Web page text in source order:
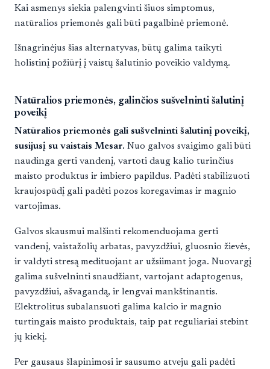
Kai asmenys siekia palengvinti šiuos simptomus,
natūralios priemonės gali būti pagalbinė priemonė.
Išnagrinėjus šias alternatyvas, būtų galima taikyti
holistinį požiūrį į vaistų šalutinio poveikio valdymą.
Natūralios priemonės, galinčios sušvelninti šalutinį
poveikį
Natūralios priemonės gali sušvelninti šalutinį poveikį,
susijusį su vaistais Mesar. Nuo galvos svaigimo gali būti
naudinga gerti vandenį, vartoti daug kalio turinčius
maisto produktus ir imbiero papildus. Padėti stabilizuoti
kraujospūdį gali padėti pozos koregavimas ir magnio
vartojimas.
Galvos skausmui malšinti rekomenduojama gerti
vandenį, vaistažolių arbatas, pavyzdžiui, gluosnio žievės,
ir valdyti stresą medituojant ar užsiimant joga. Nuovargį
galima sušvelninti snaudžiant, vartojant adaptogenus,
pavyzdžiui, ašvagandą, ir lengvai mankštinantis.
Elektrolitus subalansuoti galima kalcio ir magnio
turtingais maisto produktais, taip pat reguliariai stebint
jų kiekį.
Per gausaus šlapinimosi ir sausumo atveju gali padėti